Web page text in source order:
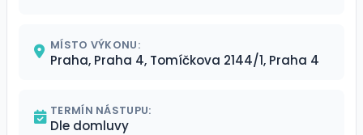
MÍSTO VÝKONU:
Praha, Praha 4, Tomíčkova 2144/1, Praha 4
TERMÍN NÁSTUPU:
Dle domluvy